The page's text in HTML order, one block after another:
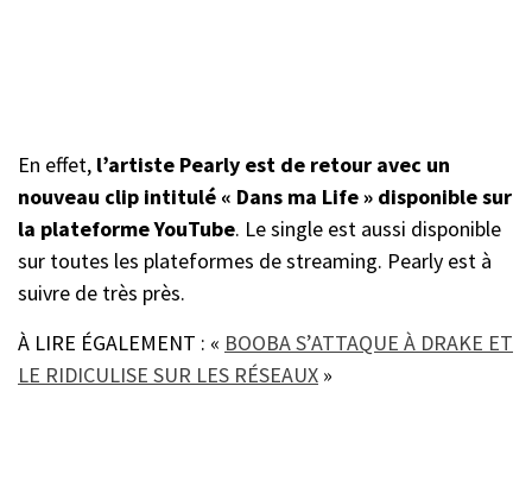
En effet, l’artiste Pearly est de retour avec un
nouveau clip intitulé « Dans ma Life » disponible sur
la plateforme YouTube. Le single est aussi disponible
sur toutes les plateformes de streaming. Pearly est à
suivre de très près.
À LIRE ÉGALEMENT : « BOOBA S’ATTAQUE À DRAKE ET
LE RIDICULISE SUR LES RÉSEAUX »